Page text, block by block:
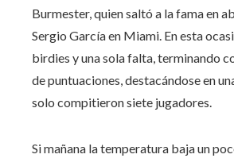
Burmester, quien saltó a la fama en
Sergio García en Miami. En esta
birdies y una sola falta, terminando
de puntuaciones, destacándose en
solo compitieron siete jugadores.
Si mañana la temperatura baja un